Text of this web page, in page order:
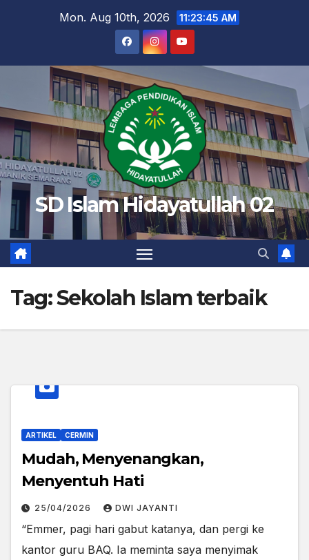
Mon. Aug 10th, 2026 11:23:46 AM
SD Islam Hidayatullah 02
Tag:Sekolah Islam terbaik
ARTIKEL CERMIN
Mudah, Menyenangkan,
Menyentuh Hati
25/04/2026 DWI JAYANTI
“Emmer, pagi hari gabut katanya, dan pergi ke
kantor guru BAQ. Ia meminta saya menyimak